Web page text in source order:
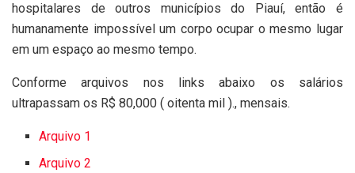
hospitalares de outros municípios do Piauí, então é
humanamente impossível um corpo ocupar o mesmo lugar
em um espaço ao mesmo tempo.
Conforme arquivos nos links abaixo os salários
ultrapassam os R$ 80,000 ( oitenta mil )., mensais.
Arquivo 1
Arquivo 2